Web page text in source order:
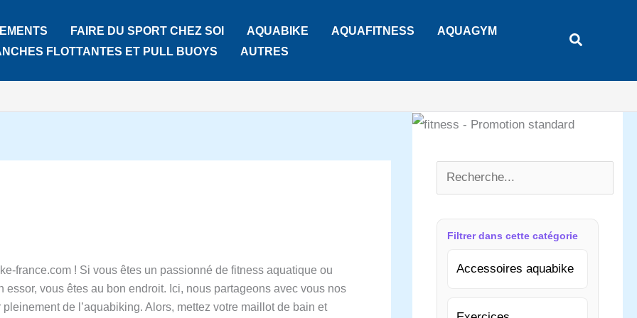
FAIRE DU SPORT CHEZ SOI AQUABIKE AQUAFITNESS
AQUAGYM
FLOTTANTES ET PULL BUOYS AUTRES
france.com ! Si vous êtes un passionné de fitness aquatique ou
vous êtes au bon endroit. Ici, nous partageons avec vous nos
de l’aquabiking. Alors, mettez votre maillot de bain et
Filtrer dans cette catégorie
Accessoires aquabike